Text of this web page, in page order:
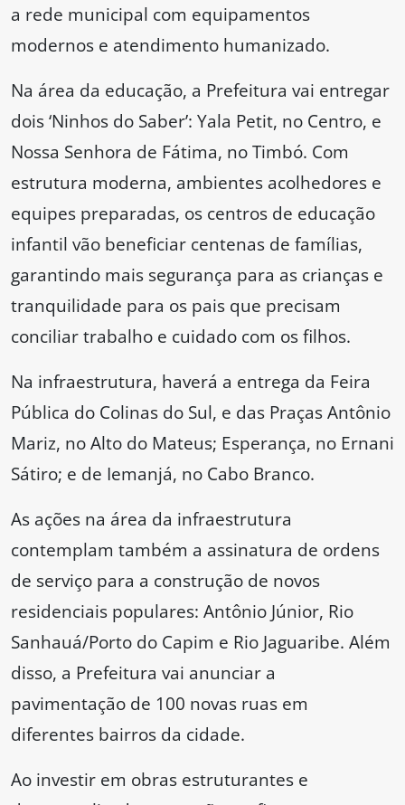
a rede municipal com equipamentos
modernos e atendimento humanizado.
Na área da educação, a Prefeitura vai entregar
dois ‘Ninhos do Saber’: Yala Petit, no Centro, e
Nossa Senhora de Fátima, no Timbó. Com
estrutura moderna, ambientes acolhedores e
equipes preparadas, os centros de educação
infantil vão beneficiar centenas de famílias,
garantindo mais segurança para as crianças e
tranquilidade para os pais que precisam
conciliar trabalho e cuidado com os filhos.
Na infraestrutura, haverá a entrega da Feira
Pública do Colinas do Sul, e das Praças Antônio
Mariz, no Alto do Mateus; Esperança, no Ernani
Sátiro; e de Iemanjá, no Cabo Branco.
As ações na área da infraestrutura
contemplam também a assinatura de ordens
de serviço para a construção de novos
residenciais populares: Antônio Júnior, Rio
Sanhauá/Porto do Capim e Rio Jaguaribe. Além
disso, a Prefeitura vai anunciar a
pavimentação de 100 novas ruas em
diferentes bairros da cidade.
Ao investir em obras estruturantes e